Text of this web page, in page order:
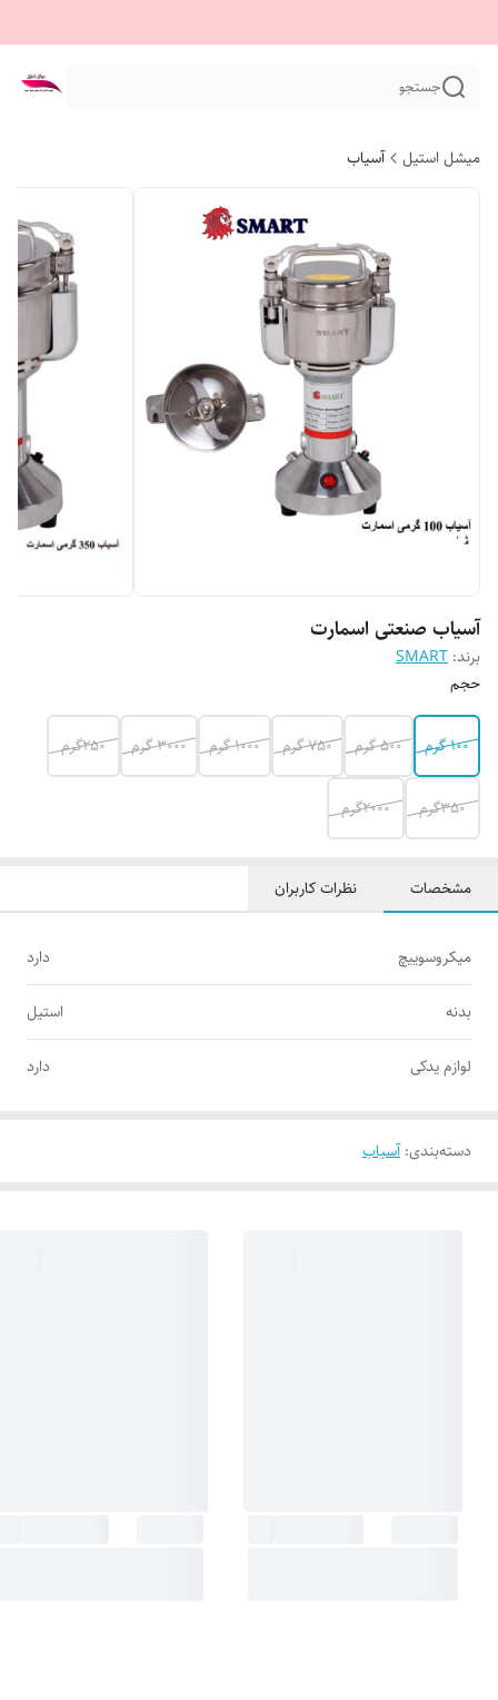
جستجو
میشل استیل آسیاب
آسیاب صنعتی اسمارت
برند: SMART
حجم
۱۰۰ گرم ۵۰۰ گرم ۷۵۰ گرم ۱۰۰۰ گرم ۳۰۰۰ گرم 250گرم
350گرم 2000گرم
مشخصات نظرات کاربران
میکروسوییچ دارد
بدنه استیل
لوازم یدکی دارد
دسته‌بندی:آسیاب